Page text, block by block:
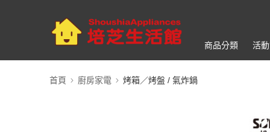
商品分類 活
首頁 廚房家電 烤箱／烤盤 / 氣炸鍋